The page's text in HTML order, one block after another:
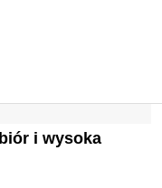
i wysoka